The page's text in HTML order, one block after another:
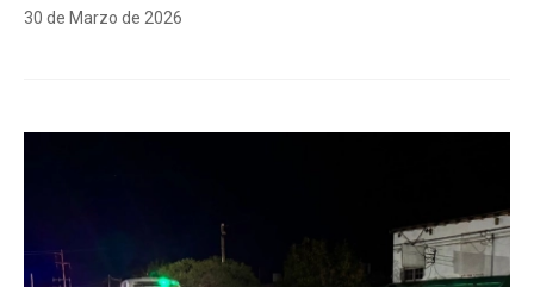
30 de Marzo de 2026